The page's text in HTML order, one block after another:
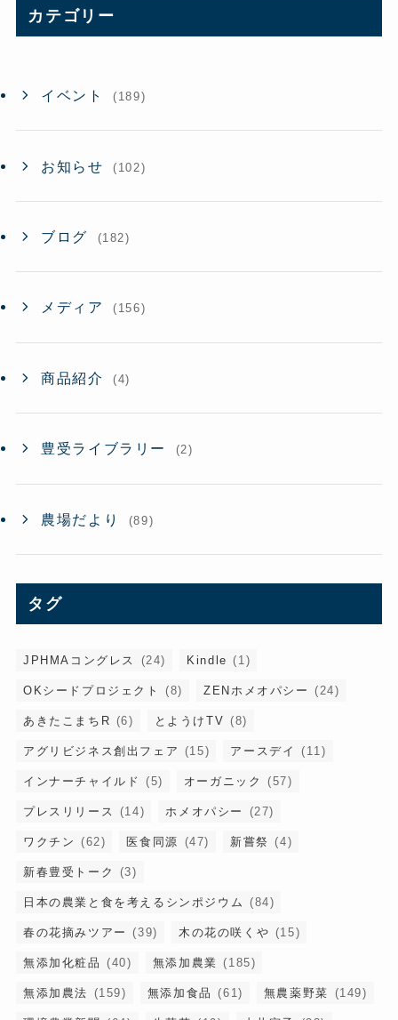
ブ
カテゴリー
イベント (189)
お知らせ (102)
ブログ (182)
メディア (156)
商品紹介 (4)
豊受ライブラリー (2)
農場だより (89)
タグ
JPHMAコングレス (24) Kindle (1)
OKシードプロジェクト (8) ZENホメオパシー (24)
あきたこまちR (6) とようけTV (8)
アグリビジネス創出フェア (15) アースデイ (11)
インナーチャイルド (5) オーガニック (57)
プレスリリース (14) ホメオパシー (27)
ワクチン (62) 医食同源 (47) 新嘗祭 (4)
新春豊受トーク (3)
日本の農業と食を考えるシンポジウム (84)
春の花摘みツアー (39) 木の花の咲くや (15)
無添加化粧品 (40) 無添加農業 (185)
無添加農法 (159) 無添加食品 (61) 無農薬野菜 (149)